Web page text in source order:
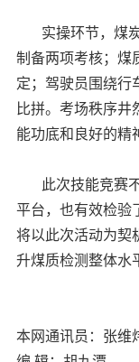
实操环节，煤炭
制备两项考核；煤
定；驾驶员围绕行
比拼。考场秩序井
能功底和良好的精
此次技能竞赛不
平台，也有效检验
将以此次活动为契
升煤质检测整体水
本网通讯员：张维